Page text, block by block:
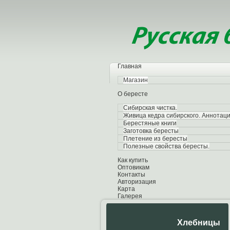
Главная
Магазин
О бересте
Сибирская чистка.
Живица кедра сибирского.
Берестяные книги
Заготовка бересты
Плетение из бересты
Полезные свойства бересты.
Как купить
Оптовикам
Контакты
Авторизация
Карта
Галерея
Хлебницы